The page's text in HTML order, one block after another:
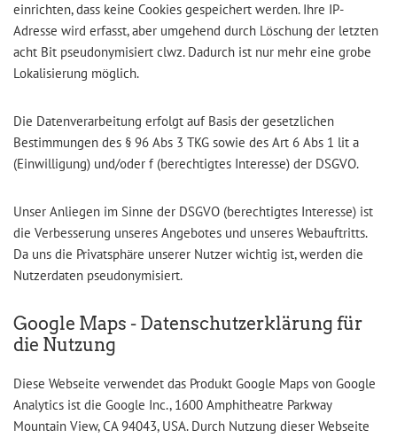
einrichten, dass keine Cookies gespeichert werden. Ihre IP-
Adresse wird erfasst, aber umgehend durch Löschung der letzten
acht Bit pseudonymisiert clwz. Dadurch ist nur mehr eine grobe
Lokalisierung möglich.
Die Datenverarbeitung erfolgt auf Basis der gesetzlichen
Bestimmungen des § 96 Abs 3 TKG sowie des Art 6 Abs 1 lit a
(Einwilligung) und/oder f (berechtigtes Interesse) der DSGVO.
Unser Anliegen im Sinne der DSGVO (berechtigtes Interesse) ist
die Verbesserung unseres Angebotes und unseres Webauftritts.
Da uns die Privatsphäre unserer Nutzer wichtig ist, werden die
Nutzerdaten pseudonymisiert.
Google Maps - Datenschutzerklärung für
die Nutzung
Diese Webseite verwendet das Produkt Google Maps von Google
Analytics ist die Google Inc., 1600 Amphitheatre Parkway
Mountain View, CA 94043, USA. Durch Nutzung dieser Webseite